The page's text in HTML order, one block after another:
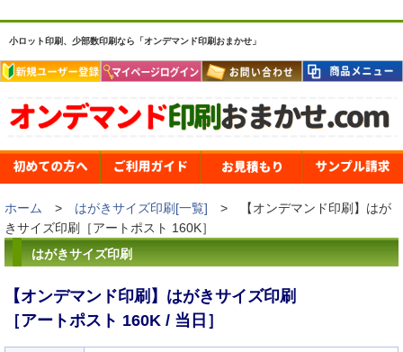
小ロット印刷、少部数印刷なら「オンデマンド印刷おまかせ」
ホーム > はがきサイズ印刷[一覧] > 【オンデマンド印刷】はが
きサイズ印刷［アートポスト 160K］
はがきサイズ印刷
【オンデマンド印刷】はがきサイズ印刷
［アートポスト 160K / 当日］